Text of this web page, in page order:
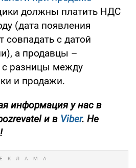
должны платить НДС
(дата появления
совпадать с датой
а продавцы –
с разницы между
и продажи.
информация у нас в
и в Viber. Не